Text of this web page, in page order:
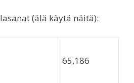
(älä käytä näitä):
65,186